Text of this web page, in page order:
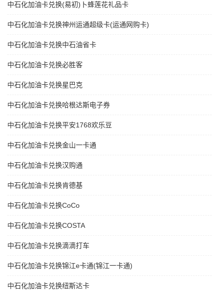
中石化加油卡兑换(易初)卜蜂莲花礼品卡
中石化加油卡兑换神州运通超级卡(运通网购卡)
中石化加油卡兑换中石油省卡
中石化加油卡兑换必胜客
中石化加油卡兑换星巴克
中石化加油卡兑换哈根达斯电子券
中石化加油卡兑换平安1768欢乐豆
中石化加油卡兑换金山一卡通
中石化加油卡兑换汉购通
中石化加油卡兑换肯德基
中石化加油卡兑换CoCo
中石化加油卡兑换COSTA
中石化加油卡兑换滴滴打车
中石化加油卡兑换锦江e卡通(锦江一卡通)
中石化加油卡兑换纽斯达卡